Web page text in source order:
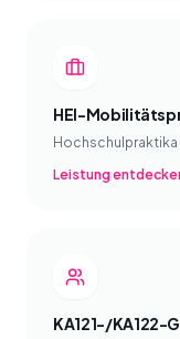
HEI-
Hochschulpraktika
Leistung
KA121-/